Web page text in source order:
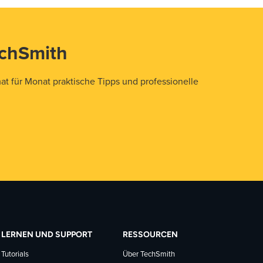
für Monat praktische Tipps und professionelle
LERNEN UND SUPPORT
Tutorials
RESSOURCEN
Über TechSmith